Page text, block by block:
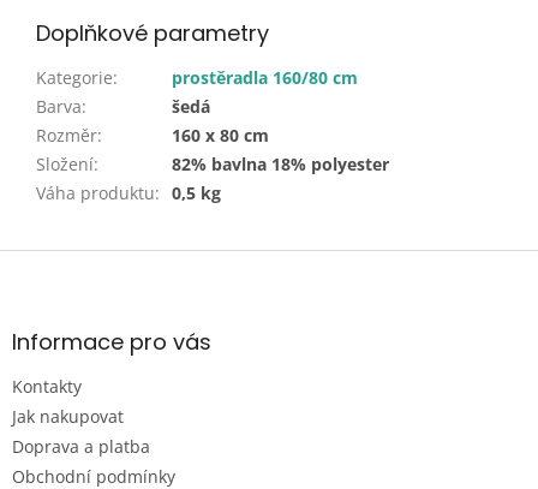
Doplňkové parametry
Kategorie:
prostěradla 160/80 cm
Barva:
šedá
Rozměr:
160 x 80 cm
Složení:
82% bavlna 18% polyester
Váha produktu: 0,5 kg
Z
aInformace pro vás
Kontakty
Jak nakupovat
Doprava a platba
Obchodní podmínky